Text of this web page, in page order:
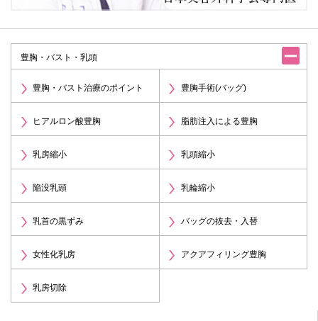
豊胸・バスト・乳頭
豊胸・バスト治療のポイント 豊胸手術(バッグ)
ヒアルロン酸豊胸 脂肪注入による豊胸
乳房縮小 乳頭縮小
陥没乳頭 乳輪縮小
乳首の黒ずみ バッグの抜去・入替
女性化乳房 アクアフィリング豊胸
乳房切除